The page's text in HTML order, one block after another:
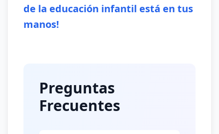
de la educación infantil está en tus
manos!
Preguntas
Frecuentes